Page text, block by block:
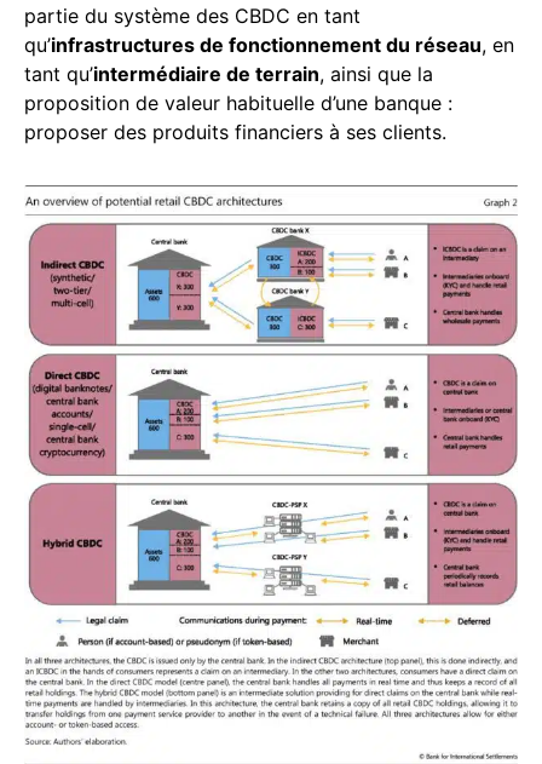
partie du système des CBDC en tant
qu’infrastructures de fonctionnement du réseau, en
tant qu’intermédiaire de terrain, ainsi que la
proposition de valeur habituelle d’une banque :
proposer des produits financiers à ses clients.